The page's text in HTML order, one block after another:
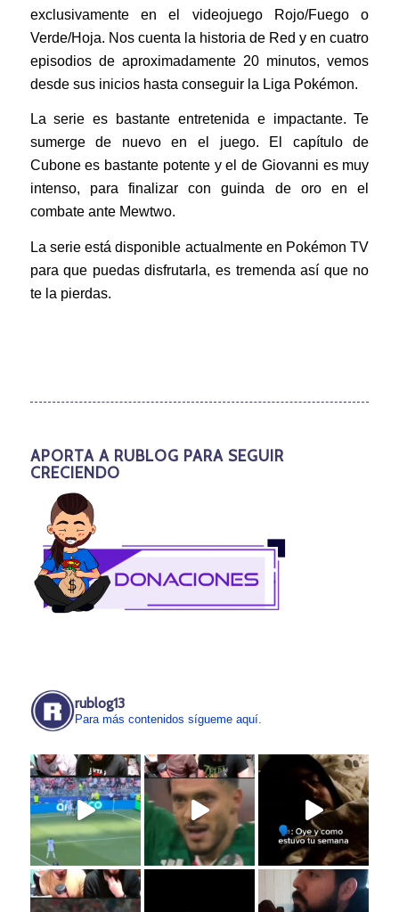
exclusivamente en el videojuego Rojo/Fuego o
Verde/Hoja. Nos cuenta la historia de Red y en cuatro
episodios de aproximadamente 20 minutos, vemos
desde sus inicios hasta conseguir la Liga Pokémon.
La serie es bastante entretenida e impactante. Te
sumerge de nuevo en el juego. El capítulo de
Cubone es bastante potente y el de Giovanni es muy
intenso, para finalizar con guinda de oro en el
combate ante Mewtwo.
La serie está disponible actualmente en Pokémon TV
para que puedas disfrutarla, es tremenda así que no
te la pierdas.
APORTA A RUBLOG PARA SEGUIR
CRECIENDO
rublog13
Para más contenidos sígueme aquí.